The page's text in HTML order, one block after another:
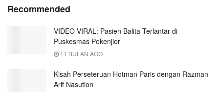
Recommended
VIDEO VIRAL: Pasien Balita Terlantar di
Puskesmas Pokenjior
11 BULAN AGO
Kisah Perseteruan Hotman Paris dengan Razman
Arif Nasution